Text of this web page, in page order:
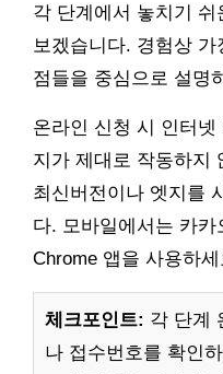
각 단계에서 놓치기
보겠습니다. 경험상 가
점들을 중심으로 설명
온라인 신청 시 인터넷
지가 제대로 작동하지
최신버전이나 엣지를
다. 모바일에서는 카
Chrome 앱을 사용하세
체크포인트: 각 단계
나 접수번호를 확인